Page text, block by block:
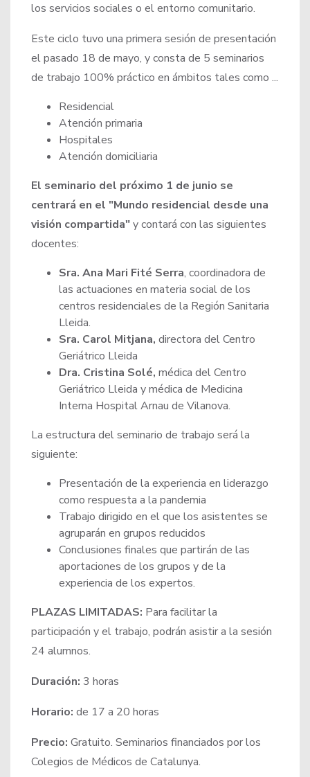
los servicios sociales o el entorno comunitario.
Este ciclo tuvo una primera sesión de presentación
el pasado 18 de mayo, y consta de 5 seminarios
de trabajo 100% práctico en ámbitos tales como ...
Residencial
Atención primaria
Hospitales
Atención domiciliaria
El seminario del próximo 1 de junio se
centrará en el "Mundo residencial desde una
visión compartida"y contará con las siguientes
docentes:
Sra. Ana Mari Fité Serra, coordinadora de
las actuaciones en materia social de los
centros residenciales de la Región Sanitaria
Lleida.
Sra. Carol Mitjana, directora del Centro
Geriátrico Lleida
Dra. Cristina Solé, médica del Centro
Geriátrico Lleida y médica de Medicina
Interna Hospital Arnau de Vilanova.
La estructura del seminario de trabajo será la
siguiente:
Presentación de la experiencia en liderazgo
como respuesta a la pandemia
Trabajo dirigido en el que los asistentes se
agruparán en grupos reducidos
Conclusiones finales que partirán de las
aportaciones de los grupos y de la
experiencia de los expertos.
PLAZAS LIMITADAS: Para facilitar la
participación y el trabajo, podrán asistir a la sesión
24 alumnos.
Duración: 3 horas
Horario: de 17 a 20 horas
Precio: Gratuito. Seminarios financiados por los
Colegios de Médicos de Catalunya.